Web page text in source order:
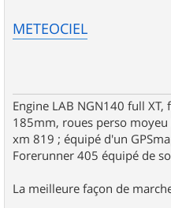
METEOCIEL
Engine LAB NGN140 full
185mm, roues perso moyeu
xm 819 ; équipé d'un
Forerunner 405 équipé de
La meilleure façon de